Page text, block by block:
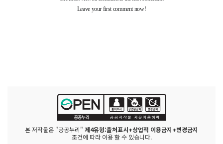
본 저작물은 "공공누리" 제4유형:출처표시+상업적 이용금지+변경금지
조건에 따라 이용 할 수 있습니다.